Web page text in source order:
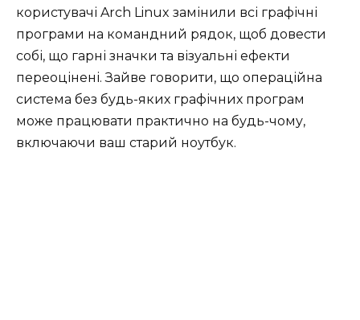
користувачі Arch Linux замінили всі графічні
програми на командний рядок, щоб довести
собі, що гарні значки та візуальні ефекти
переоцінені. Зайве говорити, що операційна
система без будь-яких графічних програм
може працювати практично на будь-чому,
включаючи ваш старий ноутбук.